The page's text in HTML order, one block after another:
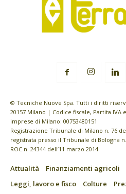
© Tecniche Nuove Spa. Tutti i diritti
20157 Milano | Codice fiscale, Partita IVA
imprese di Milano: 00753480151
Registrazione Tribunale di Milano n. 76
registrata presso il Tribunale di Bologna
ROC n. 24344 dell’11 marzo 2014
Attualità Finanziamenti agricoli
Leggi, lavoro e fisco
Colture